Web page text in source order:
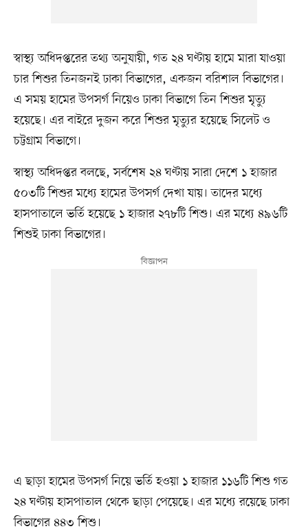
স্বাস্থ্য অধিদপ্তরের তথ্য অনুযায়ী, গত ২৪ ঘণ্টায় হামে মারা যাওয়া
চার শিশুর তিনজনই ঢাকা বিভাগের, একজন বরিশাল বিভাগের।
এ সময় হামের উপসর্গ নিয়েও ঢাকা বিভাগে তিন শিশুর মৃত্যু
হয়েছে। এর বাইরে দুজন করে শিশুর মৃত্যুর হয়েছে সিলেট ও
চট্টগ্রাম বিভাগে।
স্বাস্থ্য অধিদপ্তর বলছে, সর্বশেষ ২৪ ঘণ্টায় সারা দেশে ১ হাজার
৫০৩টি শিশুর মধ্যে হামের উপসর্গ দেখা যায়। তাদের মধ্যে
হাসপাতালে ভর্তি হয়েছে ১ হাজার ২৭৮টি শিশু। এর মধ্যে ৪৯৬টি
শিশুই ঢাকা বিভাগের।
এ ছাড়া হামের উপসর্গ নিয়ে ভর্তি হওয়া ১ হাজার ১১৬টি শিশু গত
২৪ ঘণ্টায় হাসপাতাল থেকে ছাড়া পেয়েছে। এর মধ্যে রয়েছে ঢাকা
বিভাগের ৪৪৩ শিশু।